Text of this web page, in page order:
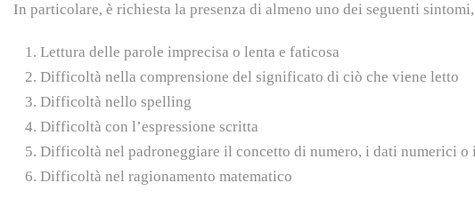
In particolare, è richiesta la presenza di almeno uno dei seguenti
Lettura delle parole imprecisa o lenta e faticosa
Difficoltà nella comprensione del significato di ciò che viene letto
Difficoltà nello spelling
Difficoltà con l’espressione scritta
Difficoltà nel padroneggiare il concetto di numero, i dati numerici o
Difficoltà nel ragionamento matematico